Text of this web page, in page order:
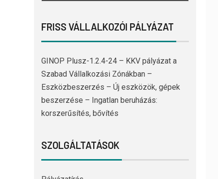
FRISS VÁLLALKOZÓI PÁLYÁZAT
GINOP Plusz-1.2.4-24 – KKV pályázat a
Szabad Vállalkozási Zónákban –
Eszközbeszerzés – Új eszközök, gépek
beszerzése – Ingatlan beruházás:
korszerűsítés, bővítés
SZOLGÁLTATÁSOK